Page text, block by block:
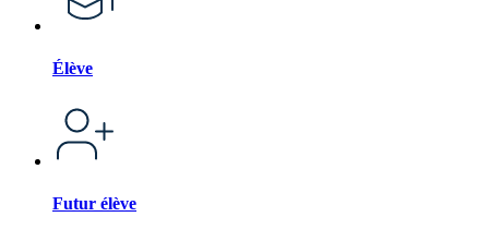
Élève
Futur élève